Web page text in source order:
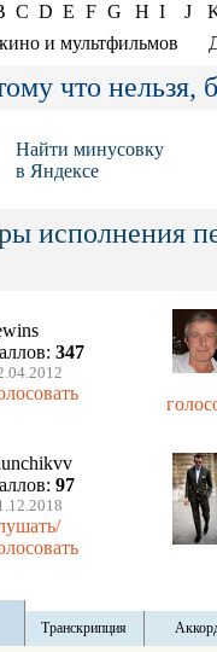
C D E F G H I J
и мультфильмов
что нельзя,
Найти минусовку
в Яндексе
исполнения
347
97
Транскрипция